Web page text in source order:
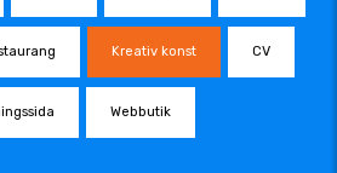
Kreativ konst CV
Webbutik